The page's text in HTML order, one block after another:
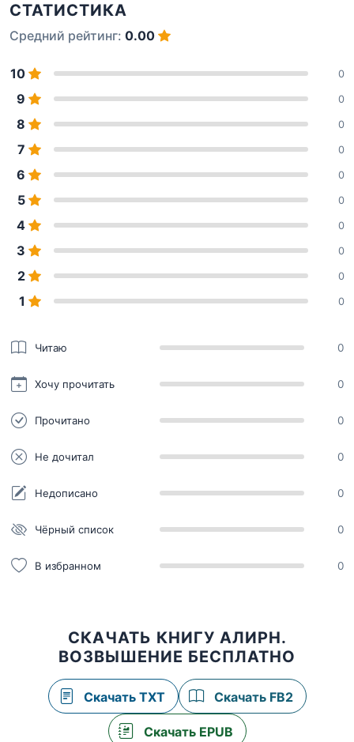
СТАТИСТИКА
Средний рейтинг: 0.00
10 0
9 0
8 0
7 0
6 0
5 0
4 0
3 0
2 0
1 0
Читаю 0
Хочу прочитать 0
Прочитано 0
Не дочитал 0
Недописано 0
Чёрный список 0
В избранном 0
СКАЧАТЬ КНИГУ АЛИРН.
ВОЗВЫШЕНИЕ БЕСПЛАТНО
Скачать TXT Скачать FB2
Скачать EPUB